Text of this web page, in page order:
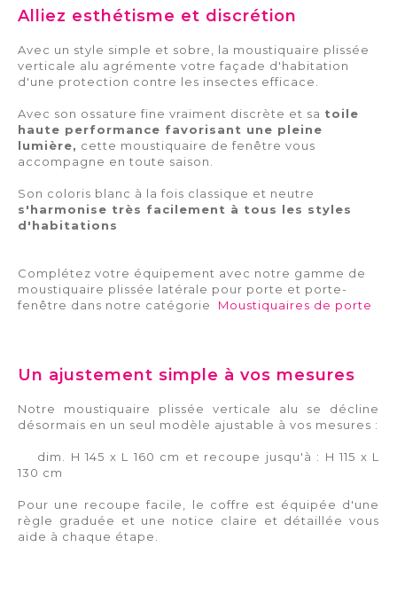
Alliez esthétisme et discrétion
Avec un style simple et sobre, la moustiquaire plissée
verticale alu agrémente votre façade d'habitation
d'une protection contre les insectes efficace.
Avec son ossature fine vraiment discrète et sa toile
haute performance favorisant une pleine
lumière, cette moustiquaire de fenêtre vous
accompagne en toute saison.
Son coloris blanc à la fois classique et neutre
s'harmonise très facilement à tous les styles
d'habitations
Complétez votre équipement avec notre gamme de
moustiquaire plissée latérale pour porte et porte-
fenêtre dans notre catégorie Moustiquaires de porte
Un ajustement simple à vos mesures
Notre moustiquaire plissée verticale alu se décline
désormais en un seul modèle ajustable à vos mesures :
dim. H 145 x L 160 cm et recoupe jusqu'à : H 115 x L
130 cm
Pour une recoupe facile, le coffre est équipée d'une
règle graduée et une notice claire et détaillée vous
aide à chaque étape.